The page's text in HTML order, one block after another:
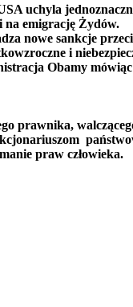
uchyla
na emigrację Żydów.
nowe sankcje
i
Obamy
prawnika,
praw człowieka.